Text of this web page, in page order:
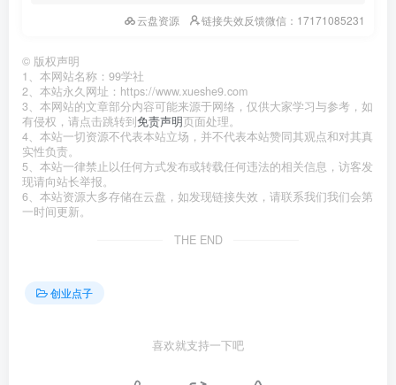
云盘资源
链接失效反馈微信：17171085231
© 版权声明
1、本网站名称：99学社
2、本站永久网址：https://www.xueshe9.com
3、本网站的文章部分内容可能来源于网络，仅供大家学习与参考，如
有侵权，请点击跳转到免责声明页面处理。
4、本站一切资源不代表本站立场，并不代表本站赞同其观点和对其真
实性负责。
5、本站一律禁止以任何方式发布或转载任何违法的相关信息，访客发
现请向站长举报。
6、本站资源大多存储在云盘，如发现链接失效，请联系我们我们会第
一时间更新。
THE END
创业点子
喜欢就支持一下吧